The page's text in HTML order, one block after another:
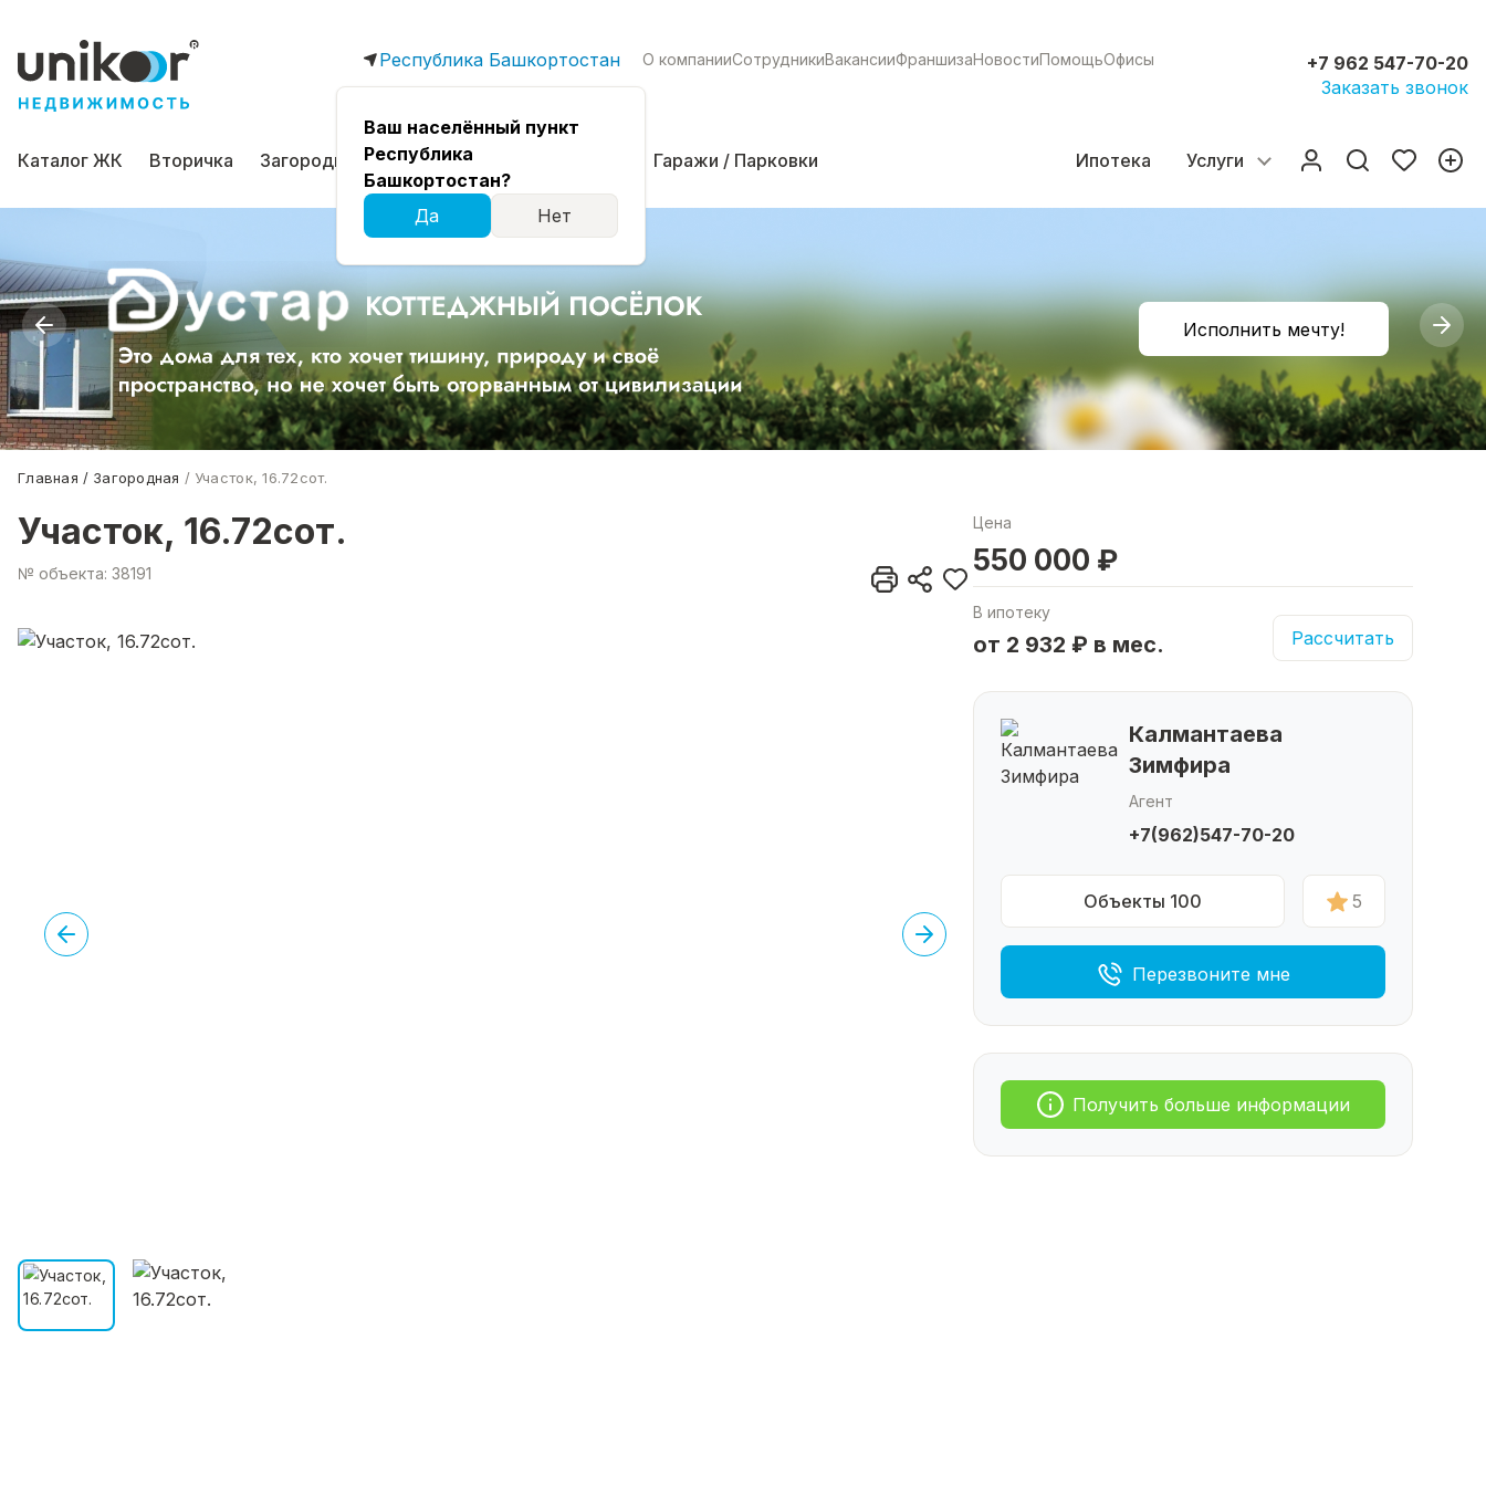
Республика Башкортостан
Ваш населённый пункт
Республика
Башкортостан?
Да
Нет
О компанииСотрудникиВакансииФраншизаНовостиПомощьОфисы
+7 962 547-70-20
Заказать звонок
Каталог ЖК Вторичка Загородная Коммерческая Гаражи / Парковки Ипотека Услуги
Исполнить мечту!
Главная Загородная Участок, 16.72сот.
Участок, 16.72сот.
№ объекта: 38191
Цена
550 000 ₽
В ипотеку
от 2 932 ₽ в мес. Рассчитать
Калмантаева
Зимфира
Агент
+7(962)547-70-20
Объекты 100 5
Перезвоните мне
Получить больше информации